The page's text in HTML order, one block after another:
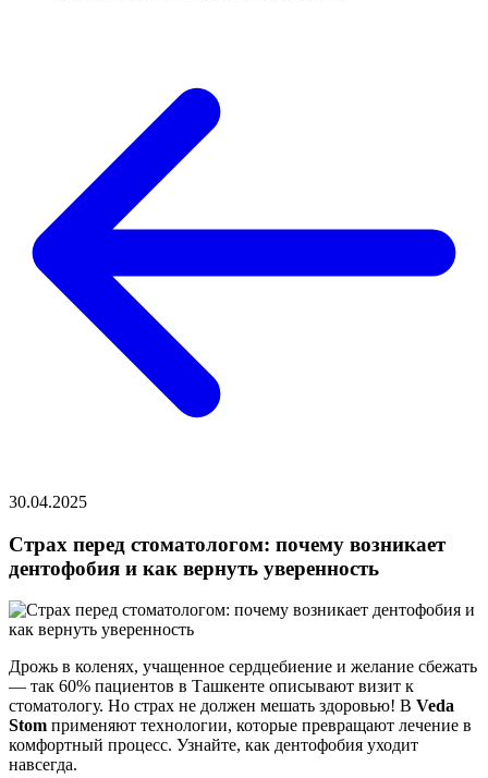
30.04.2025
Страх перед стоматологом: почему возникает
дентофобия и как вернуть уверенность
Дрожь в коленях, учащенное сердцебиение и желание сбежать
— так 60% пациентов в Ташкенте описывают визит к
стоматологу. Но страх не должен мешать здоровью! В Veda
Stom применяют технологии, которые превращают лечение в
комфортный процесс. Узнайте, как дентофобия уходит
навсегда.